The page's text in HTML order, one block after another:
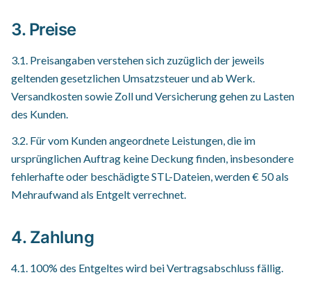
3. Preise
3.1. Preisangaben verstehen sich zuzüglich der jeweils
geltenden gesetzlichen Umsatzsteuer und ab Werk.
Versandkosten sowie Zoll und Versicherung gehen zu Lasten
des Kunden.
3.2. Für vom Kunden angeordnete Leistungen, die im
ursprünglichen Auftrag keine Deckung finden, insbesondere
fehlerhafte oder beschädigte STL-Dateien, werden € 50 als
Mehraufwand als Entgelt verrechnet.
4. Zahlung
4.1. 100% des Entgeltes wird bei Vertragsabschluss fällig.